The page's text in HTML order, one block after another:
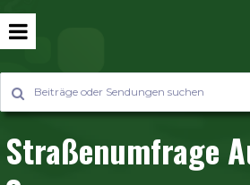
Straßenumfrage